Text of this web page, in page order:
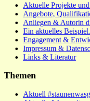
Aktuelle Projekte
Angebote,
Anliegen & Autorin
Ein aktuelles
Engagement &
Impressum &
Links & Literatur
Themen
Aktuell